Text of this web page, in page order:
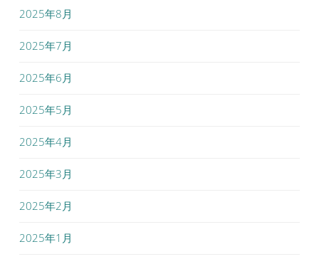
2025年8月
2025年7月
2025年6月
2025年5月
2025年4月
2025年3月
2025年2月
2025年1月